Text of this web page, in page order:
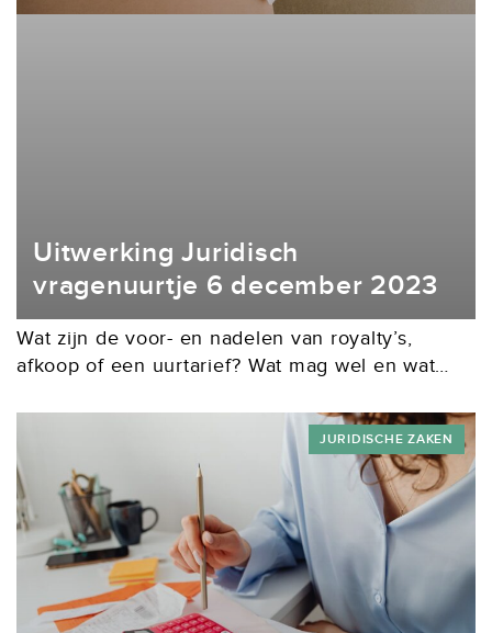
Uitwerking Juridisch
vragenuurtje 6 december 2023
Wat zijn de voor- en nadelen van royalty’s,
afkoop of een uurtarief? Wat mag wel en wat
JURIDISCHE ZAKEN